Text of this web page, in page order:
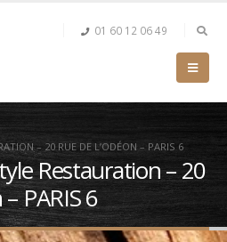
01 60 12 06 49
– 20 RUE DE L’ODÉON – PARIS 6
Restauration – 20
PARIS 6